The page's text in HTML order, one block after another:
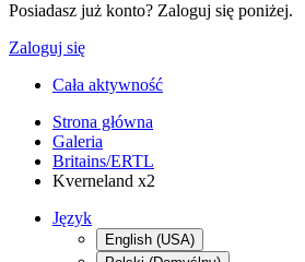
Posiadasz już konto? Zaloguj się poniżej.
Zaloguj się
Cała aktywność
Strona główna
Galeria
Britains/ERTL
Kverneland x2
Język
English (USA)